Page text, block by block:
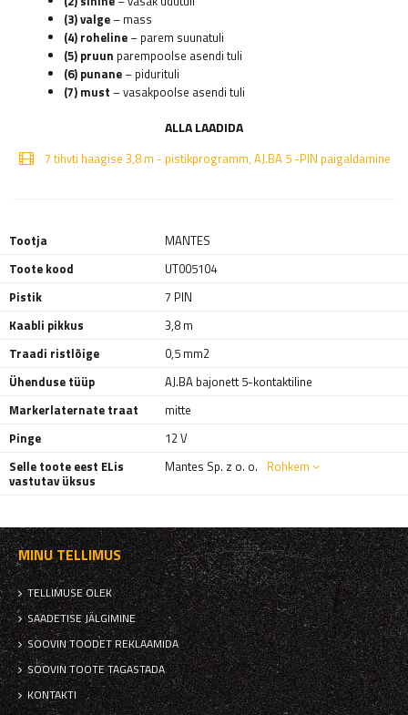
(3) valge– mass
(4) roheline– parem suunatuli
(5) pruun parempoolse asendi tuli
(6) punane– pidurituli
(7) must – vasakpoolse asendi tuli
ALLA LAADIDA
7 tihvti haagise 3,8 m - pistikprogramm, AJ.BA 5 -PIN paigaldamine
Tootja
MANTES
Toote kood
UT005104
Pistik
7 PIN
Kaabli pikkus
3,8 m
Traadi ristlõige
0,5 mm2
Ühenduse tüüp
AJ.BA bajonett 5-kontaktiline
Markerlaternate traat
mitte
Pinge
12 V
Selle toote eest ELis
vastutav üksus
Mantes Sp. z o. o. Rohkem
MINU TELLIMUS
TELLIMUSE OLEK
SAADETISE JÄLGIMINE
SOOVIN TOODET REKLAAMIDA
SOOVIN TOOTE TAGASTADA
KONTAKTI